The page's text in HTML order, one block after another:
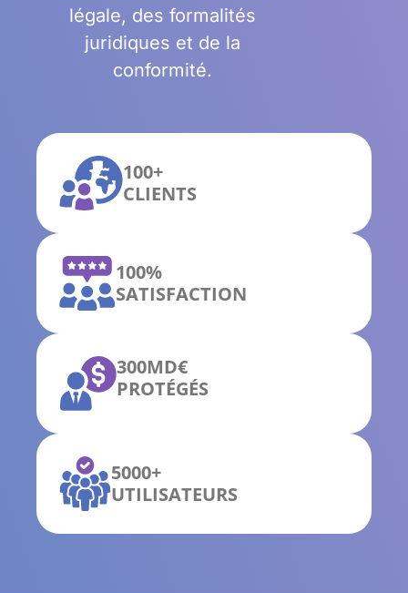
légale, des formalités
juridiques et de la
conformité.
100+
CLIENTS
100%
SATISFACTION
300MD€
PROTÉGÉS
5000+
UTILISATEURS